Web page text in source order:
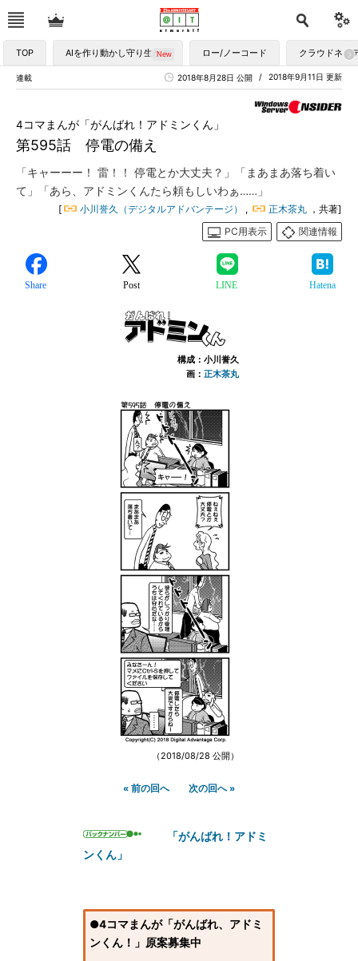
TOP AIを作り動かし守り生かす ロー/ノーコード クラウドネイ
連載 2018年9月11日 更新
2018年8月28日 公開
第595話 停電の備え
4コマまんが「がんばれ！アドミンくん」
「キャーーー！ 雷！！ 停電とか大丈夫？」「まあまあ落ち着い
て」「あら、アドミンくんたら頼もしいわぁ……」
[ 小川誉久（デジタルアドバンテージ） , 正木茶丸 ，共著]
PC用表示
関連情報
Share Post LINE Hatena
構成：小川誉久
画： 正木茶丸
（2018/08/28 公開）
« 前の回へ 次の回へ »
「がんばれ！アドミ
ンくん」
●4コマまんが「がんばれ、アドミ
ンくん！」原案募集中